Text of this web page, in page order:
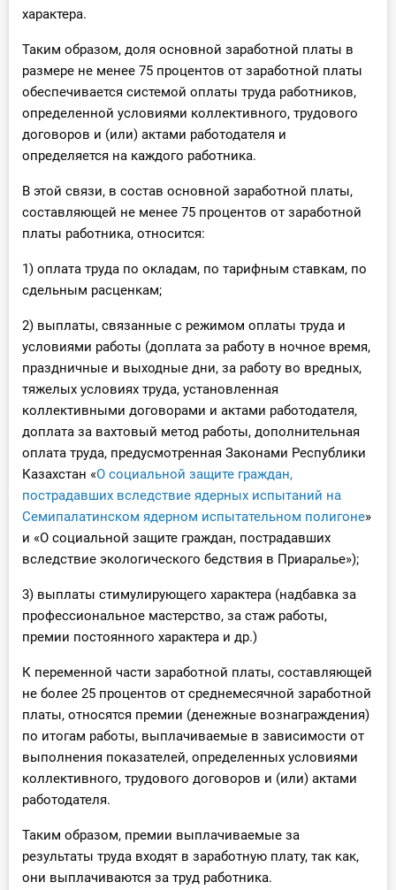
характера.
Таким образом, доля основной заработной платы в
размере не менее 75 процентов от заработной платы
обеспечивается системой оплаты труда работников,
определенной условиями коллективного, трудового
договоров и (или) актами работодателя и
определяется на каждого работника.
В этой связи, в состав основной заработной платы,
составляющей не менее 75 процентов от заработной
платы работника, относится:
1) оплата труда по окладам, по тарифным ставкам, по
сдельным расценкам;
2) выплаты, связанные с режимом оплаты труда и
условиями работы (доплата за работу в ночное время,
праздничные и выходные дни, за работу во вредных,
тяжелых условиях труда, установленная
коллективными договорами и актами работодателя,
доплата за вахтовый метод работы, дополнительная
оплата труда, предусмотренная Законами Республики
Казахстан «О социальной защите граждан,
пострадавших вследствие ядерных испытаний на
Семипалатинском ядерном испытательном полигоне»
и «О социальной защите граждан, пострадавших
вследствие экологического бедствия в Приаралье»);
3) выплаты стимулирующего характера (надбавка за
профессиональное мастерство, за стаж работы,
премии постоянного характера и др.)
К переменной части заработной платы, составляющей
не более 25 процентов от среднемесячной заработной
платы, относятся премии (денежные вознаграждения)
по итогам работы, выплачиваемые в зависимости от
выполнения показателей, определенных условиями
коллективного, трудового договоров и (или) актами
работодателя.
Таким образом, премии выплачиваемые за
результаты труда входят в заработную плату, так как,
они выплачиваются за труд работника.